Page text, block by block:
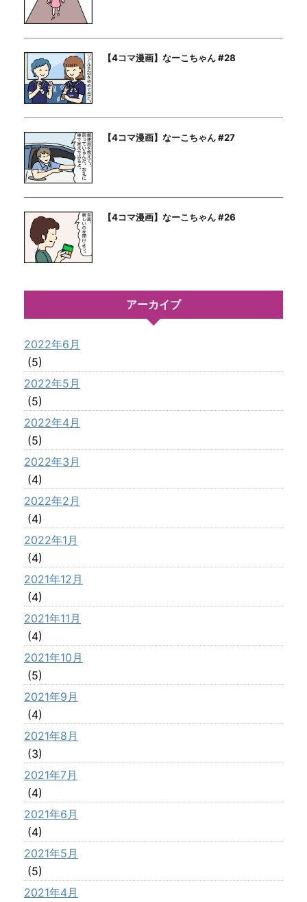
【4コマ漫画】なーこちゃん #28
【4コマ漫画】なーこちゃん #27
【4コマ漫画】なーこちゃん #26
アーカイブ
2022年6月
(5)
2022年5月
(5)
2022年4月
(5)
2022年3月
(4)
2022年2月
(4)
2022年1月
(4)
2021年12月
(4)
2021年11月
(4)
2021年10月
(5)
2021年9月
(4)
2021年8月
(3)
2021年7月
(4)
2021年6月
(4)
2021年5月
(5)
2021年4月